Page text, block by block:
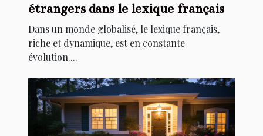
étrangers dans le lexique français
Dans un monde globalisé, le lexique français,
riche et dynamique, est en constante
évolution....